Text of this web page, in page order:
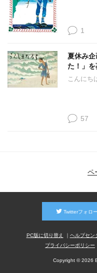
1
夏休み
た！」
こんにち
57
ペ
Twitterフォロー
PC版に切り替え ヘルプセン
プライバシーポリシー
Copyright © 2026